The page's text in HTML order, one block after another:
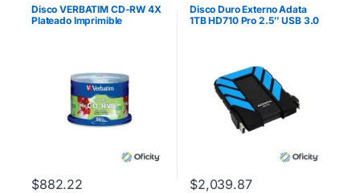
Disco VERBATIM CD-RW 4X
Plateado Imprimible
$882.22
Disco Duro Externo Adata
1TB HD710 Pro 2.5″ USB 3.0
$2,039.87